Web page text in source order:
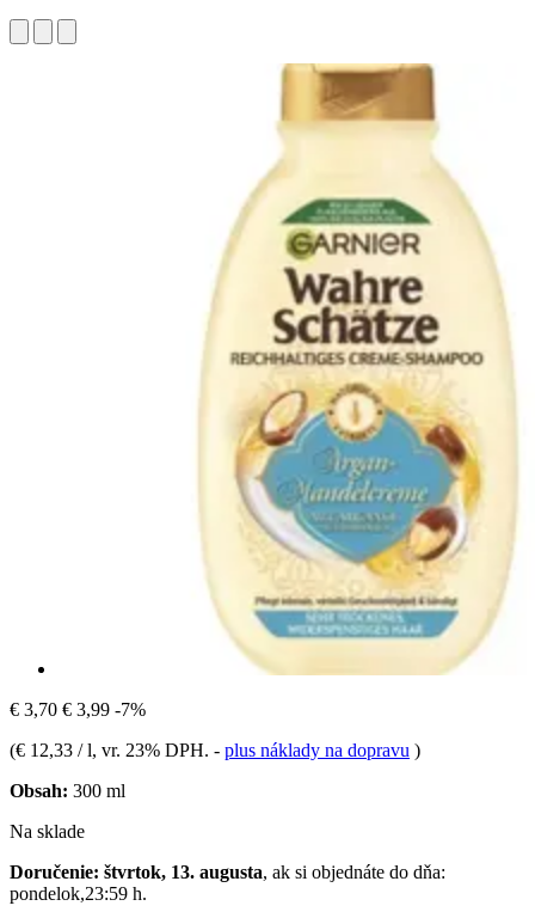
€ 3,70 € 3,99 -7%
(€ 12,33 / l, vr. 23% DPH. - plus náklady na dopravu )
Obsah: 300 ml
Na sklade
Doručenie: štvrtok, 13. augusta, ak si objednáte do dňa:
pondelok,23:59 h.